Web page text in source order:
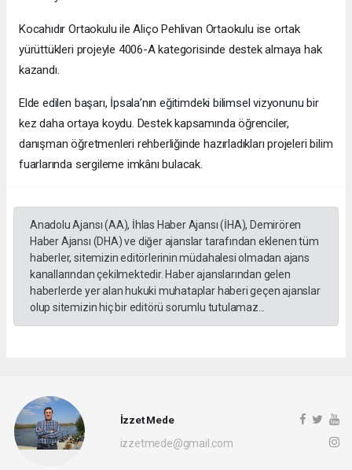
Kocahıdır Ortaokulu ile Aliço Pehlivan Ortaokulu ise ortak
yürüttükleri projeyle 4006-A kategorisinde destek almaya hak
kazandı.
Elde edilen başarı, İpsala’nın eğitimdeki bilimsel vizyonunu bir
kez daha ortaya koydu. Destek kapsamında öğrenciler,
danışman öğretmenleri rehberliğinde hazırladıkları projeleri bilim
fuarlarında sergileme imkânı bulacak.
Anadolu Ajansı (AA), İhlas Haber Ajansı (İHA), Demirören
Haber Ajansı (DHA) ve diğer ajanslar tarafından eklenen tüm
haberler, sitemizin editörlerinin müdahalesi olmadan ajans
kanallarından çekilmektedir. Haber ajanslarından gelen
haberlerde yer alan hukuki muhataplar haberi geçen ajanslar
olup sitemizin hiç bir editörü sorumlu tutulamaz...
İzzet Mede
izzetmede@gmail.com